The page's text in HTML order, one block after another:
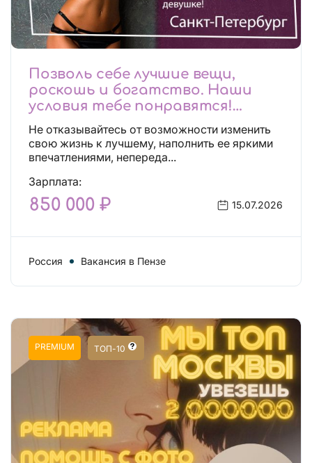
Позволь себе лучшие вещи,
роскошь и богатство. Наши
условия тебе понравятся!
Действительно отличные
условия и поддержка!
Не отказывайтесь от возможности изменить
свою жизнь к лучшему, наполнить ее яркими
впечатлениями, непереда...
Зарплата:
850 000 ₽ 15.07.2026
Россия Вакансия в Пензе
PREMIUM ТОП-10